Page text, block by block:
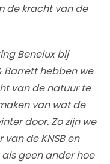
de kracht van de
Benelux bij
Barrett hebben we
van de natuur te
van wat de
door. Zo zijn we
de KNSB en
geen ander hoe